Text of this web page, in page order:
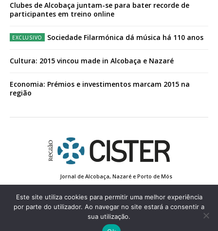
Clubes de Alcobaça juntam-se para bater recorde de
participantes em treino online
Sociedade Filarmónica dá música há 110 anos
Cultura: 2015 vincou made in Alcobaça e Nazaré
Economia: Prémios e investimentos marcam 2015 na
região
Jornal de Alcobaça, Nazaré e Porto de Mós
Conta de Registo
Edição Impressa
© 2022 Região de Cister - Todos os direitos reservados.
Este site utiliza cookies para permitir uma melhor experiência
por parte do utilizador. Ao navegar no site estará a consentir a
sua utilização.